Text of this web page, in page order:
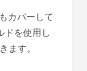
カバーして
ドを使用し
ます。